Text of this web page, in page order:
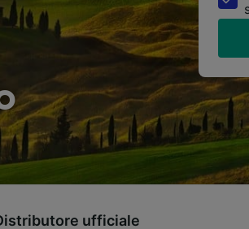
ufficiale